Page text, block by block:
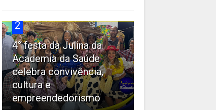
2
4° festa da Julina da
Academia da Saúde
celebra convivência,
cultura e
empreendedorismo